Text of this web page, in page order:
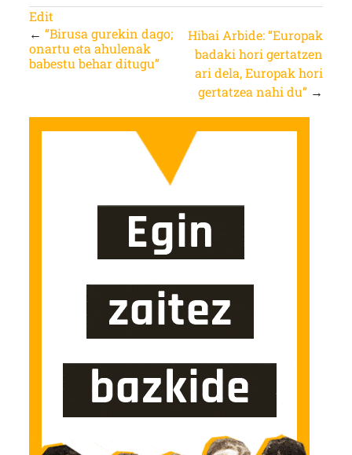
Edit
← “Birusa gurekin dago;
onartu eta ahulenak
babestu behar ditugu”
Hibai Arbide: “Europak
badaki hori gertatzen
ari dela, Europak hori
gertatzea nahi du” →